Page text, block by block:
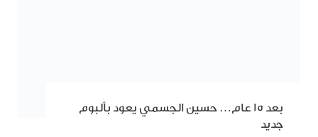
بعد 15 عام… حسين الجسمي يعود بألبوم
جديد